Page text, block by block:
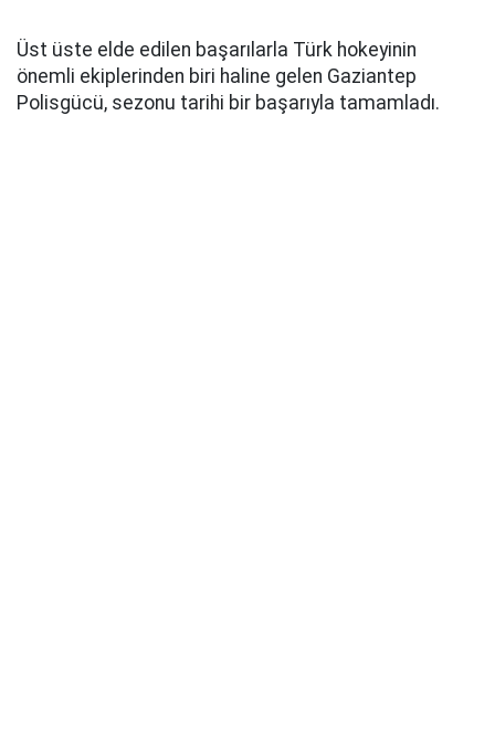
Üst üste elde edilen başarılarla Türk hokeyinin
önemli ekiplerinden biri haline gelen Gaziantep
Polisgücü, sezonu tarihi bir başarıyla tamamladı.